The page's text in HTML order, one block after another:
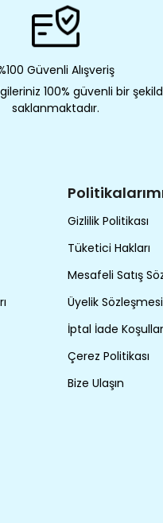
Güvenli Alışveriş
100% güvenli bir
saklanmaktadır.
Gizlilik Politikası
Tüketici Hakları
Mesafeli Satış
Üyelik Sözleşmesi
İptal İade
Çerez Politikası
Bize Ulaşın